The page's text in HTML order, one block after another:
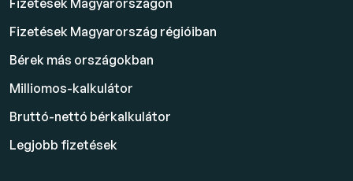
Fizetések Magyarországon
Fizetések Magyarország régióiban
Bérek más országokban
Milliomos-kalkulátor
Bruttó-nettó bérkalkulátor
Legjobb fizetések